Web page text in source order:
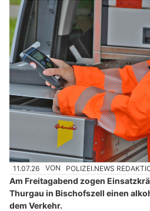
11.07.26 VON POLIZEI.NEWS
Am Freitagabend zogen
Thurgau in Bischofszell einen
dem Verkehr.